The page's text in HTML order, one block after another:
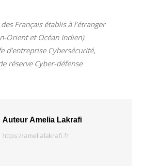
Français établis à l’étranger
Orient et Océan Indien)
d’entreprise Cybersécurité,
réserve Cyber-défense
Auteur Amelia Lakrafi
https://amelialakrafi.fr